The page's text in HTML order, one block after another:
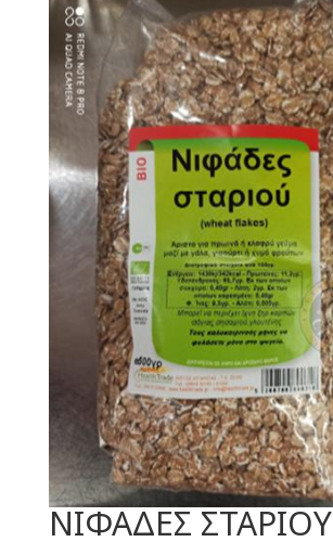
ΝΙΦΑΔΕΣ ΣΤΑΡΙΟΥ